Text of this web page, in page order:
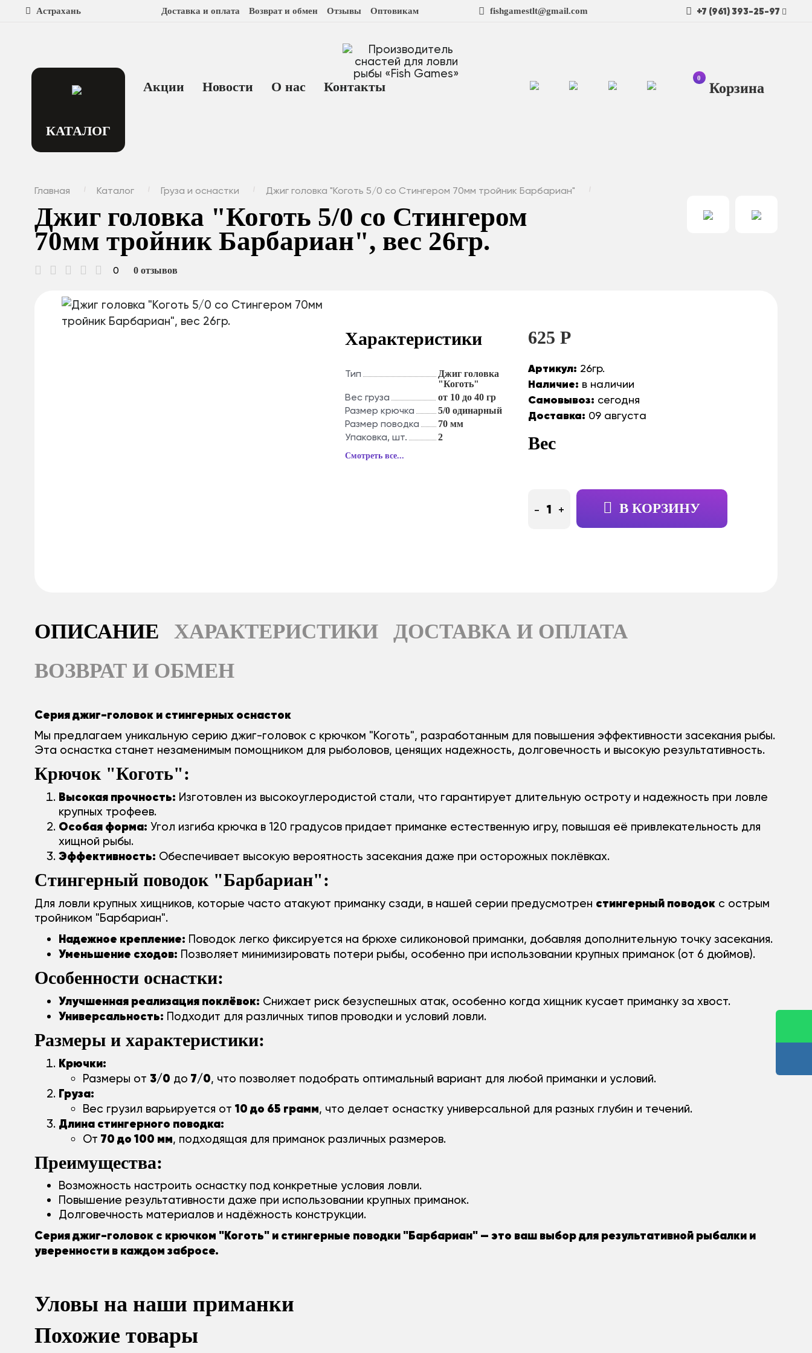
Астрахань Доставка и оплата Возврат и обмен Отзывы Оптовикам fishgamestlt@gmail.com +7 (961) 393-25-97
КАТАЛОГ
Акции Новости О нас Контакты
Главная Каталог Груза и оснастки Джиг головка "Коготь 5/0 со Стингером 70мм тройник Барбариан"
Джиг головка "Коготь 5/0 со Стингером
70мм тройник Барбариан", вес 26гр.
0 0 отзывов
Характеристики
Тип
Джиг головка
"Коготь"
Вес груза от 10 до 40 гр
Размер крючка 5/0 одинарный
Размер поводка 70 мм
Упаковка, шт. 2
Смотреть все...
625 Р
Артикул: 26гр.
Наличие: в наличии
Самовывоз: сегодня
Доставка: 09 августа
Вес
- + В КОРЗИНУ
ОПИСАНИЕ ХАРАКТЕРИСТИКИ
ДОСТАВКА И ОПЛАТА
ВОЗВРАТ И ОБМЕН
Серия джиг-головок и стингерных оснасток
Мы предлагаем уникальную серию джиг-головок с крючком "Коготь", разработанным для повышения эффективности засекания рыбы.
Эта оснастка станет незаменимым помощником для рыболовов, ценящих надежность, долговечность и высокую результативность.
Крючок "Коготь":
Высокая прочность: Изготовлен из высокоуглеродистой стали, что гарантирует длительную остроту и надежность при ловле
крупных трофеев.
Особая форма: Угол изгиба крючка в 120 градусов придает приманке естественную игру, повышая её привлекательность для
хищной рыбы.
Эффективность: Обеспечивает высокую вероятность засекания даже при осторожных поклёвках.
Стингерный поводок "Барбариан":
Для ловли крупных хищников, которые часто атакуют приманку сзади, в нашей серии предусмотрен стингерный поводок с острым
тройником "Барбариан".
Надежное крепление: Поводок легко фиксируется на брюхе силиконовой приманки, добавляя дополнительную точку засекания.
Уменьшение сходов: Позволяет минимизировать потери рыбы, особенно при использовании крупных приманок (от 6 дюймов).
Особенности оснастки:
Улучшенная реализация поклёвок: Снижает риск безуспешных атак, особенно когда хищник кусает приманку за хвост.
Универсальность: Подходит для различных типов проводки и условий ловли.
Размеры и характеристики:
Крючки:
Размеры от 3/0 до 7/0, что позволяет подобрать оптимальный вариант для любой приманки и условий.
Груза:
Вес грузил варьируется от 10 до 65 грамм, что делает оснастку универсальной для разных глубин и течений.
Длина стингерного поводка:
От 70 до 100 мм, подходящая для приманок различных размеров.
Преимущества:
Возможность настроить оснастку под конкретные условия ловли.
Повышение результативности даже при использовании крупных приманок.
Долговечность материалов и надёжность конструкции.
Серия джиг-головок с крючком "Коготь" и стингерные поводки "Барбариан" — это ваш выбор для результативной рыбалки и
уверенности в каждом забросе.
Уловы на наши приманки
Похожие товары